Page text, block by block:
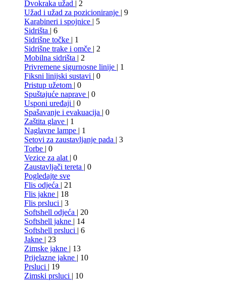
Dvokraka užad | 2
Užad i užad za pozicioniranje | 9
Karabineri i spojnice | 5
Sidrišta | 6
Sidrišne točke | 1
Sidrišne trake i omče | 2
Mobilna sidrišta | 2
Privremene sigurnosne linije | 1
Fiksni linijski sustavi | 0
Pristup užetom | 0
Spuštajuće naprave | 0
Usponi uređaji | 0
Spašavanje i evakuacija | 0
Zaštita glave | 1
Naglavne lampe | 1
Setovi za zaustavljanje pada | 3
Torbe | 0
Vezice za alat | 0
Zaustavljači tereta | 0
Pogledajte sve
Flis odjeća | 21
Flis jakne | 18
Flis prsluci | 3
Softshell odjeća | 20
Softshell jakne | 14
Softshell prsluci | 6
Jakne | 23
Zimske jakne | 13
Prijelazne jakne | 10
Prsluci | 19
Zimski prsluci | 10